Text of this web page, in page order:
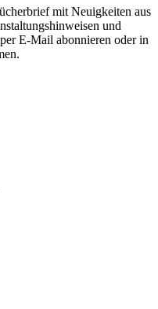
mit Neuigkeiten aus
und
E-Mail abonnieren oder in